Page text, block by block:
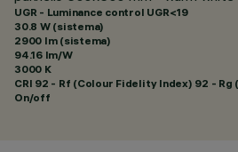
UGR - Luminance control UGR<19
30.8 W (sistema)
2900 lm (sistema)
94.16 lm/W
3000 K
CRI 92 - Rf (Colour Fidelity Index) 92 - Rg
On/off